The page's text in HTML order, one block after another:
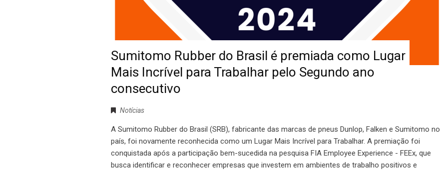
Sumitomo Rubber do Brasil é premiada como Lugar
Mais Incrível para Trabalhar pelo Segundo ano
consecutivo
Notícias
A Sumitomo Rubber do Brasil (SRB), fabricante das marcas de pneus Dunlop, Falken e Sumitomo no
país, foi novamente reconhecida como um Lugar Mais Incrível para Trabalhar. A premiação foi
conquistada após a participação bem-sucedida na pesquisa FIA Employee Experience - FEEx, que
busca identificar e reconhecer empresas que investem em ambientes de trabalho positivos e